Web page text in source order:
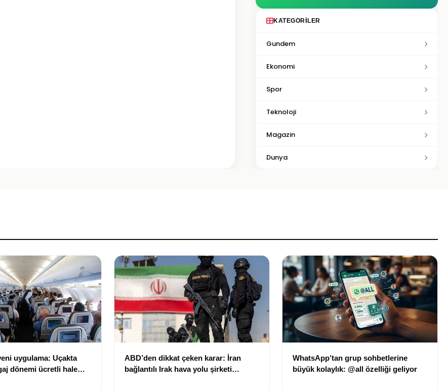
KATEGORILER
Gundem
Ekonomi
Spor
Teknoloji
Magazin
Dunya
uygulama: Uçakta
dönemi ücretli hale
ABD’den dikkat çeken karar: İran
bağlantılı Irak hava yolu şirketi
WhatsApp’tan grup sohbetlerine
büyük kolaylık: @all özelliği geliyor